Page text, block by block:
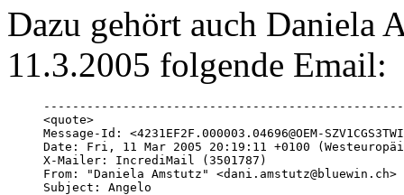
Dazu gehört auch Daniela
11.3.2005 folgende Email:
<quote>
Message-Id: <4231EF2F.000003.04696@OEM-
Date: Fri, 11 Mar 2005 20:19:11 +0100
X-Mailer: IncrediMail (3501787)
From: "Daniela Amstutz" <dani.amstutz@bluewin.ch>
Subject: Angelo